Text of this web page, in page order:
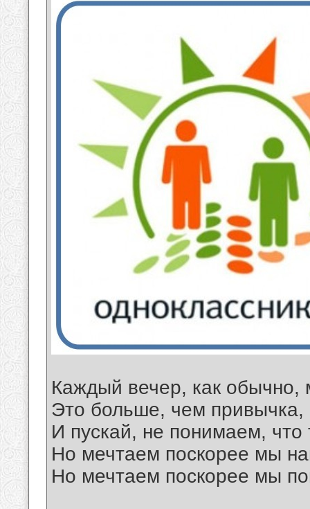
Каждый вечер, как обычно,
Это больше, чем привычка,
И пускай, не понимаем, что
Но мечтаем поскорее мы
Но мечтаем поскорее мы